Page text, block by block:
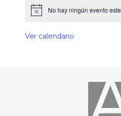
No hay ningún evento
Ver calendario